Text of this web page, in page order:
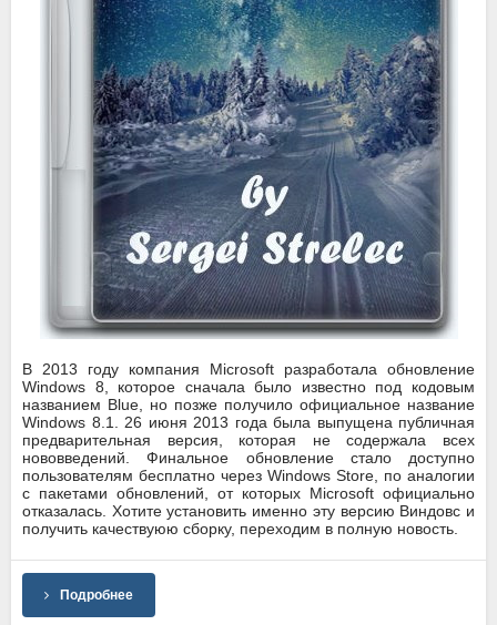
В 2013 году компания Microsoft разработала обновление
Windows 8, которое сначала было известно под кодовым
названием Blue, но позже получило официальное название
Windows 8.1. 26 июня 2013 года была выпущена публичная
предварительная версия, которая не содержала всех
нововведений. Финальное обновление стало доступно
пользователям бесплатно через Windows Store, по аналогии
с пакетами обновлений, от которых Microsoft официально
отказалась. Хотите установить именно эту версию Виндовс и
получить качествуюю сборку, переходим в полную новость.
Подробнее